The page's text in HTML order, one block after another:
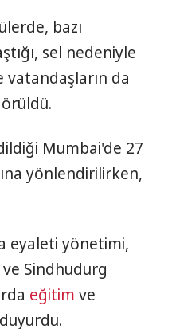
bazı
sel nedeniyle
vatandaşların da
Mumbai'de 27
yönlendirilirken,
eyaleti yönetimi,
Sindhudurg
eğitim ve